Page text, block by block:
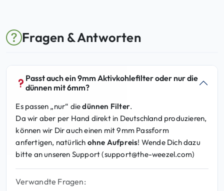
:
9
,
8
€
5
€
.
Fragen & Antworten
Passt auch ein 9mm Aktivkohlefilter oder nur die
dünnen mit 6mm?
Es passen „nur“ diedünnen Filter.
Da wir aber per Hand direkt in Deutschland produzieren,
können wir Dir auch einen mit 9mm Passform
anfertigen, natürlich ohne Aufpreis! Wende Dich dazu
bitte an unseren Support (support@the-weezel.com)
Verwandte Fragen: